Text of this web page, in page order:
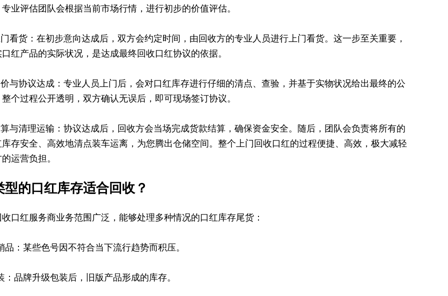
业评估团队会根据当前市场行情，进行初步的价值评估。
看货：在初步意向达成后，双方会约定时间，由回收方的专业人员进行上门看货。这一步至关重要，
红产品的实际状况，是达成最终回收口红协议的依据。
与协议达成：专业人员上门后，会对口红库存进行仔细的清点、查验，并基于实物状况给出最终的公
个过程公开透明，双方确认无误后，即可现场签订协议。
与清理运输：协议达成后，回收方会当场完成货款结算，确保资金安全。随后，团队会负责将所有的
存安全、高效地清点装车运离，为您腾出仓储空间。整个上门回收口红的过程便捷、高效，极大减轻
运营负担。
型的口红库存适合回收？
口红服务商业务范围广泛，能够处理多种情况的口红库存尾货：
品：某些色号因不符合当下流行趋势而积压。
：品牌升级包装后，旧版产品形成的库存。